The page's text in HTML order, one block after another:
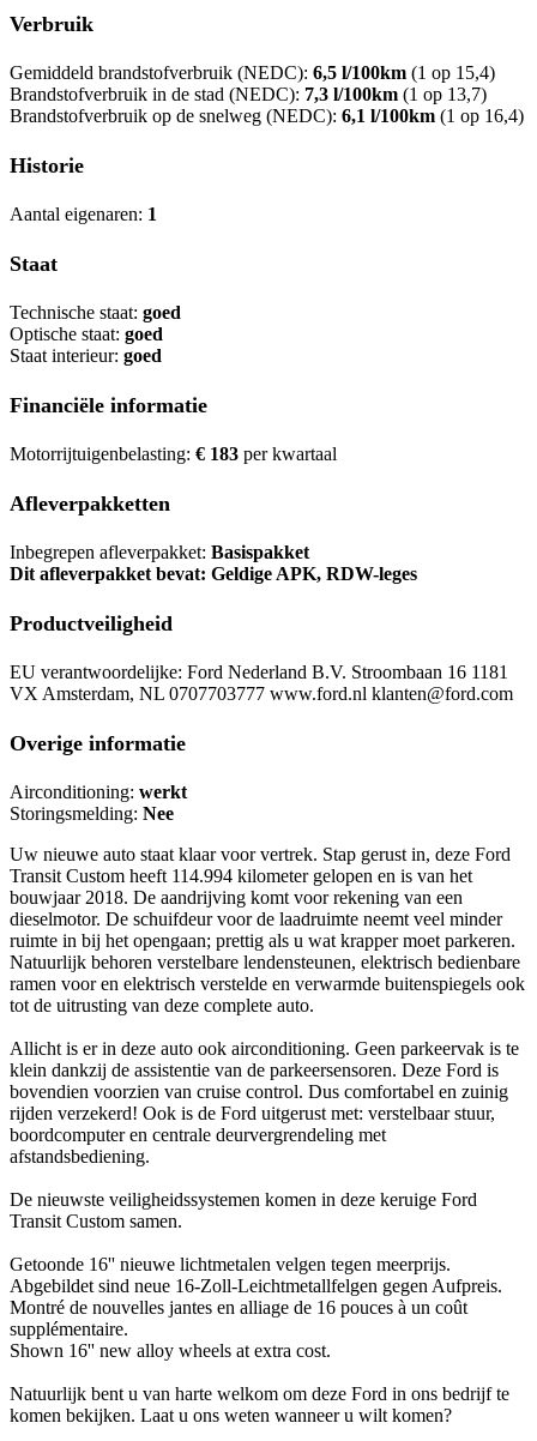
Verbruik
Gemiddeld brandstofverbruik (NEDC): 6,5 l/100km (1 op 15,4)
Brandstofverbruik in de stad (NEDC): 7,3 l/100km (1 op 13,7)
Brandstofverbruik op de snelweg (NEDC): 6,1 l/100km (1 op 16,4)
Historie
Aantal eigenaren: 1
Staat
Technische staat: goed
Optische staat: goed
Staat interieur: goed
Financiële informatie
Motorrijtuigenbelasting: € 183 per kwartaal
Afleverpakketten
Inbegrepen afleverpakket: Basispakket
Dit afleverpakket bevat: Geldige APK, RDW-leges
Productveiligheid
EU verantwoordelijke: Ford Nederland B.V. Stroombaan 16 1181
VX Amsterdam, NL 0707703777 www.ford.nl klanten@ford.com
Overige informatie
Airconditioning: werkt
Storingsmelding: Nee
Uw nieuwe auto staat klaar voor vertrek. Stap gerust in, deze Ford
Transit Custom heeft 114.994 kilometer gelopen en is van het
bouwjaar 2018. De aandrijving komt voor rekening van een
dieselmotor. De schuifdeur voor de laadruimte neemt veel minder
ruimte in bij het opengaan; prettig als u wat krapper moet parkeren.
Natuurlijk behoren verstelbare lendensteunen, elektrisch bedienbare
ramen voor en elektrisch verstelde en verwarmde buitenspiegels ook
tot de uitrusting van deze complete auto.
Allicht is er in deze auto ook airconditioning. Geen parkeervak is te
klein dankzij de assistentie van de parkeersensoren. Deze Ford is
bovendien voorzien van cruise control. Dus comfortabel en zuinig
rijden verzekerd! Ook is de Ford uitgerust met: verstelbaar stuur,
boordcomputer en centrale deurvergrendeling met
afstandsbediening.
De nieuwste veiligheidssystemen komen in deze keruige Ford
Transit Custom samen.
Getoonde 16'' nieuwe lichtmetalen velgen tegen meerprijs.
Abgebildet sind neue 16-Zoll-Leichtmetallfelgen gegen Aufpreis.
Montré de nouvelles jantes en alliage de 16 pouces à un coût
supplémentaire.
Shown 16'' new alloy wheels at extra cost.
Natuurlijk bent u van harte welkom om deze Ford in ons bedrijf te
komen bekijken. Laat u ons weten wanneer u wilt komen?